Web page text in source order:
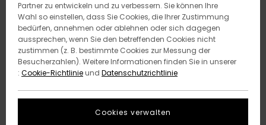
Partner zu entwickeln und zu verbessern. Sie können Ihre
Wahl so einstellen, dass Sie Cookies, die Ihrer Zustimmung
bedürfen, annehmen oder ablehnen oder sich dagegen
aussprechen, wenn Sie den betreffenden Cookies nicht
zustimmen (z. B. bestimmte Cookies zur Messung der
Besucherzahlen). Weitere Informationen finden Sie in unserer
: Cookie-Richtlinieund Datenschutzrichtlinie
Cookies verwalten